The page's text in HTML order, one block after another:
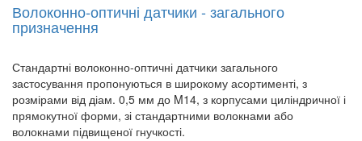
Волоконно-оптичні датчики - загального
призначення
Стандартні волоконно-оптичні датчики загального
застосування пропонуються в широкому асортименті, з
розмірами від діам. 0,5 мм до M14, з корпусами циліндричної і
прямокутної форми, зі стандартними волокнами або
волокнами підвищеної гнучкості.